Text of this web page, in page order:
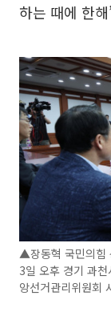
하는 때에 한
▲장동혁 국민의힘
3일 오후 경기 과
앙선거관리위원회